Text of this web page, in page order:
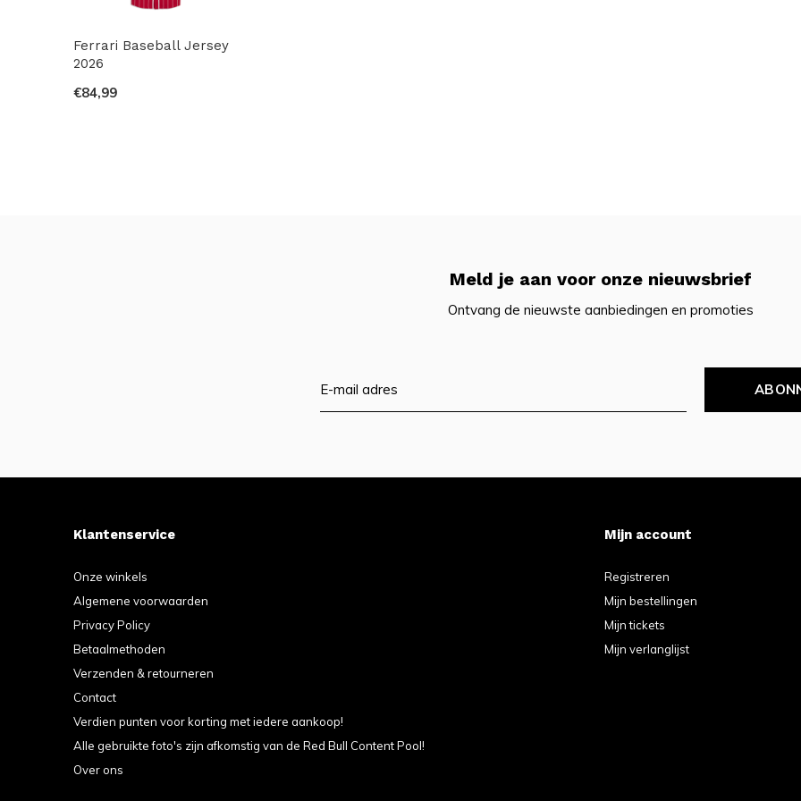
Ferrari Baseball Jersey
2026
€84,99
Meld je aan voor onze nieuwsbrief
Ontvang de nieuwste aanbiedingen en promoties
Klantenservice
Onze winkels
Algemene voorwaarden
Privacy Policy
Betaalmethoden
Verzenden & retourneren
Contact
Verdien punten voor korting met iedere aankoop!
Alle gebruikte foto's zijn afkomstig van de Red Bull Content Pool!
Over ons
Mijn account
Registreren
Mijn bestellingen
Mijn tickets
Mijn verlanglijst